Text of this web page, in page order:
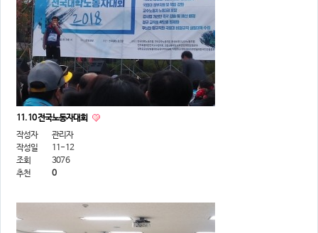
자료
사진/영상자료
분회자료
참고자료
의견
칼럼/기고 토론회자료
11.10 전국노동자대회
작성자
관리자
작성일
11-12
조회
3076
추천
0